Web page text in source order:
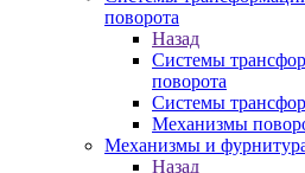
поворота
Назад
Системы
поворота
Системы
Механизмы
Механизмы и фурнитура
Назад